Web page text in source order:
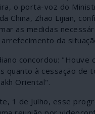
o porta-voz do
China, Zhao Lijian,
as medidas
da
concordou: "Houve
quanto à cessação de
Oriental".
1 de Julho, esse